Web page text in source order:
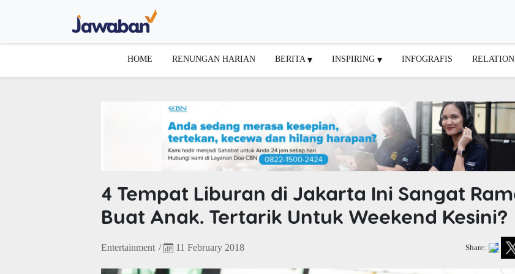
HOME RENUNGAN HARIAN BERITA INSPIRING INFOGRAFIS
4 Tempat Liburan di Jakarta Ini Sangat
Buat Anak. Tertarik Untuk Weekend Kesini?
Entertainment / 11 February 2018 Share: